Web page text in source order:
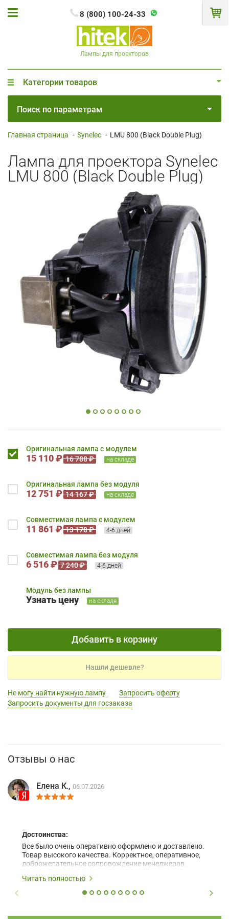
8 (800) 100-24-33
Лампы для проекторов
Категории товаров
Поиск по параметрам
Главная страница - Synelec - LMU 800 (Black Double Plug)
Лампа для проектора Synelec
LMU 800 (Black Double Plug)
Оригинальная лампа с модулем
15 110 ₽ 16 788 ₽ на складе
Оригинальная лампа без модуля
12 751 ₽ 14 167 ₽ на складе
Совместимая лампа с модулем
11 861 ₽ 13 178 ₽ 4-6 дней
Совместимая лампа без модуля
6 516 ₽ 7 240 ₽ 4-6 дней
Модуль без лампы
Узнать цену на складе
Добавить в корзину
Нашли дешевле?
Не могу найти нужную лампу
Запросить оферту
Запросить документы для госзаказа
Отзывы о нас
Елена К., 06.07.2026
Достоинства:
Все было очень оперативно оформлено и доставлено.
Товар высокого качества. Корректное, оперативное,
доброжелательное сопровождение менеджеров.
Читать полностью